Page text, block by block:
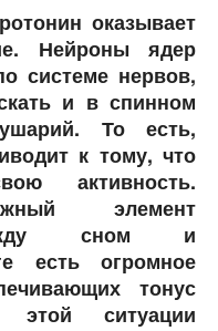
оказывает
Нейроны ядер
системе нервов,
и в спинном
То есть,
к тому, что
активность.
элемент
сном и
есть огромное
тонус
ситуации